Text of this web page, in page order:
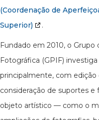
(Coordenação de
Superior)
.
Fundado em 2010, o
Fotográfica (GPIF)
principalmente, com
consideração de suportes
objeto artístico — como o